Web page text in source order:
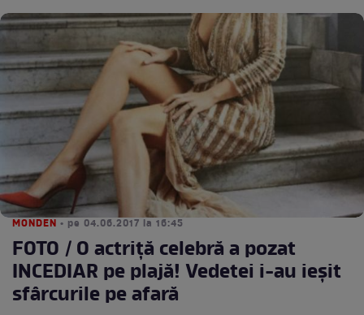
MONDEN • pe 04.06.2017 la 16:45
FOTO / O actriță celebră a pozat
INCEDIAR pe plajă! Vedetei i-au ieșit
sfârcurile pe afară